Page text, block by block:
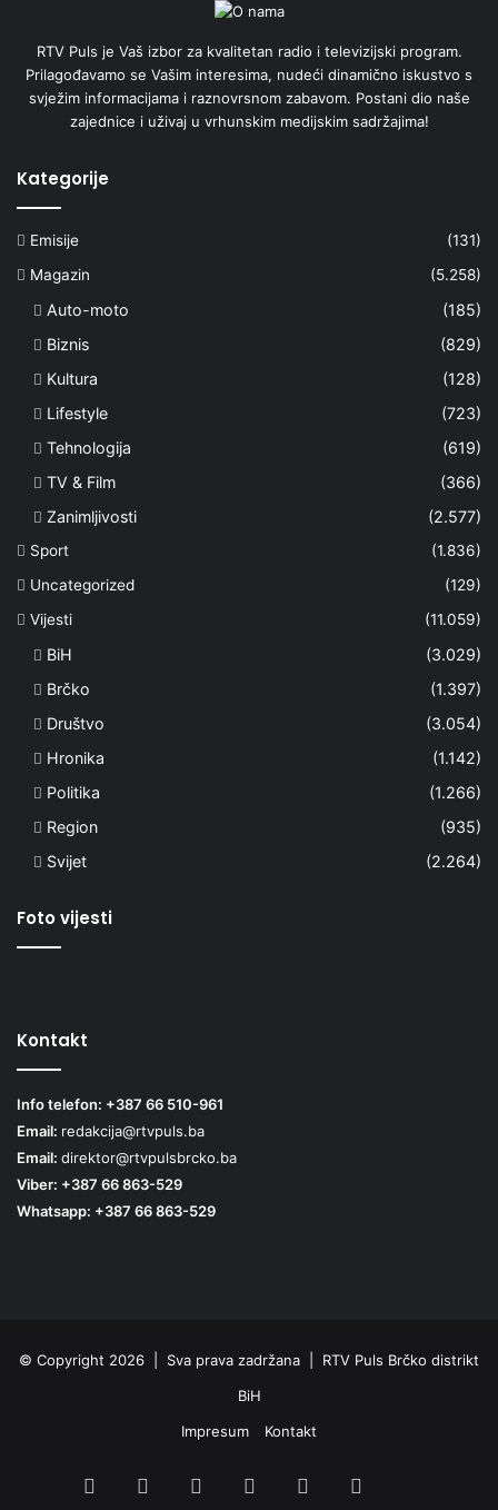
RTV Puls je Vaš izbor za kvalitetan radio i televizijski program.
Prilagođavamo se Vašim interesima, nudeći dinamično iskustvo s
svježim informacijama i raznovrsnom zabavom. Postani dio naše
zajednice i uživaj u vrhunskim medijskim sadržajima!
Kategorije
Emisije
(131)
Magazin
(5.258)
Auto-moto
(185)
Biznis
(829)
Kultura
(128)
Lifestyle
(723)
Tehnologija
(619)
TV & Film
(366)
Zanimljivosti
(2.577)
Sport
(1.836)
Uncategorized
(129)
Vijesti
(11.059)
BiH
(3.029)
Brčko
(1.397)
Društvo
(3.054)
Hronika
(1.142)
Politika
(1.266)
Region
(935)
Svijet
(2.264)
Foto vijesti
Kontakt
Info telefon: +387 66 510-961
Email: redakcija@rtvpuls.ba
Email: direktor@rtvpulsbrcko.ba
Viber: +387 66 863-529
Whatsapp: +387 66 863-529
© Copyright 2026 | Sva prava zadržana | RTV Puls Brčko distrikt
BiH
Impresum
Kontakt
Facebook PinterestYouTubeInstagram